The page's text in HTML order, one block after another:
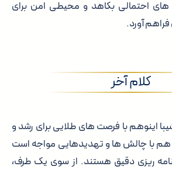
های احتمالی بکاهد و محیطی امن برای
آورد.
کلام آخر
اینوهم با فرصت های طلایی برای رشد و
با چالش ها و تهدیدهایی مواجه است
ریزی دقیق هستند. از سوی یک طرف،